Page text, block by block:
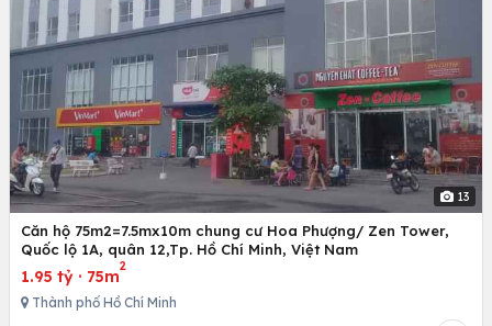
13
Căn hộ 75m2=7.5mx10m chung cư Hoa Phượng/ Zen Tower,
Quốc lộ 1A, quân 12,Tp. Hồ Chí Minh, Việt Nam
1.95 tỷ · 75m
2
Thành phố Hồ Chí Minh